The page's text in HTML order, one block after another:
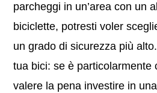
parcheggi in un’area con un
biciclette, potresti voler
un grado di sicurezza più
tua bici: se è particolarmente
valere la pena investire in